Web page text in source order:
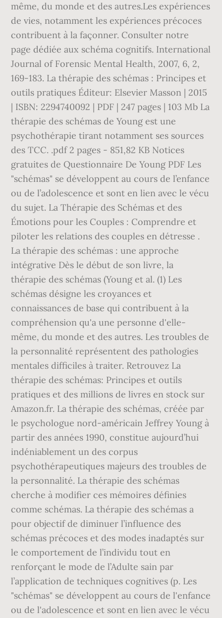
même, du monde et des autres.Les expériences
de vies, notamment les expériences précoces
contribuent à la façonner. Consulter notre
page dédiée aux schéma cognitifs. International
Journal of Forensic Mental Health, 2007, 6, 2,
169-183. La thérapie des schémas : Principes et
outils pratiques Éditeur: Elsevier Masson | 2015
| ISBN: 2294740092 | PDF | 247 pages | 103 Mb La
thérapie des schémas de Young est une
psychothérapie tirant notamment ses sources
des TCC. .pdf 2 pages - 851,82 KB Notices
gratuites de Questionnaire De Young PDF Les
"schémas" se développent au cours de l’enfance
ou de l’adolescence et sont en lien avec le vécu
du sujet. La Thérapie des Schémas et des
Émotions pour les Couples : Comprendre et
piloter les relations des couples en détresse .
La thérapie des schémas : une approche
intégrative Dès le début de son livre, la
thérapie des schémas (Young et al. (1) Les
schémas désigne les croyances et
connaissances de base qui contribuent à la
compréhension qu'a une personne d'elle-
même, du monde et des autres. Les troubles de
la personnalité représentent des pathologies
mentales difficiles à traiter. Retrouvez La
thérapie des schémas: Principes et outils
pratiques et des millions de livres en stock sur
Amazon.fr. La thérapie des schémas, créée par
le psychologue nord-américain Jeffrey Young à
partir des années 1990, constitue aujourd’hui
indéniablement un des corpus
psychothérapeutiques majeurs des troubles de
la personnalité. La thérapie des schémas
cherche à modifier ces mémoires définies
comme schémas. La thérapie des schémas a
pour objectif de diminuer l’influence des
schémas précoces et des modes inadaptés sur
le comportement de l’individu tout en
renforçant le mode de l’Adulte sain par
l’application de techniques cognitives (p. Les
"schémas" se développent au cours de l'enfance
ou de l'adolescence et sont en lien avec le vécu